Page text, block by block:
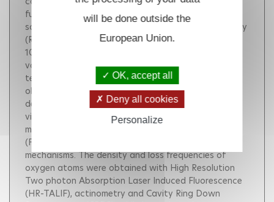
fundamental mechanisms. Two types of plasma
sources, a DC "glow" discharge and a radio frequency
(RF) discharge were studied at low pressures (27-
1000 Pa) to slow down characteristic times of
various processes. Advanced optical diagnostic
techniques were used in situ and time-resolved to
obtain all the relevant parameters for a complete
description of the plasma. The densities and
vibrational temperatures of CO2 and CO were
measured by infrared absorption spectroscopy
(FTIR), giving also insight in back reaction
mechanisms. The density and loss frequencies of
oxygen atoms were obtained with High Resolution
Two photon Absorption Laser Induced Fluorescence
(HR-TALIF), actinometry and Cavity Ring Down
will be done outside the
European Union.
OK, accept all
Deny all cookies
Personalize